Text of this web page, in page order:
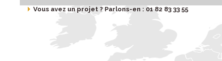
Vous avez un projet ? Parlons-en : 01 82 83 33 55